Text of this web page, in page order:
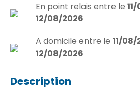
En point relais entre le
12/08/2026
A domicile entre le 11/
12/08/2026
Description